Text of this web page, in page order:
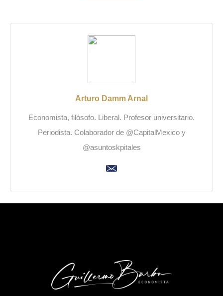
Arturo Damm Arnal
Economista, filósofo. Liberal. Profesor universitario.
Periodista. Colaborador de @CapitalMexico y
@asuntoskpitales